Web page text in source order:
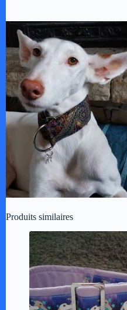
:
Produits similaires